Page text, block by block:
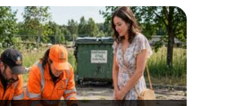
ЗА ХАРМОНИЈА